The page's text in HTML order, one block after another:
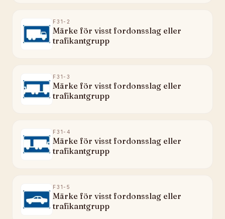
F31-2
Märke för visst fordonsslag eller
trafikantgrupp
F31-3
Märke för visst fordonsslag eller
trafikantgrupp
F31-4
Märke för visst fordonsslag eller
trafikantgrupp
F31-5
Märke för visst fordonsslag eller
trafikantgrupp